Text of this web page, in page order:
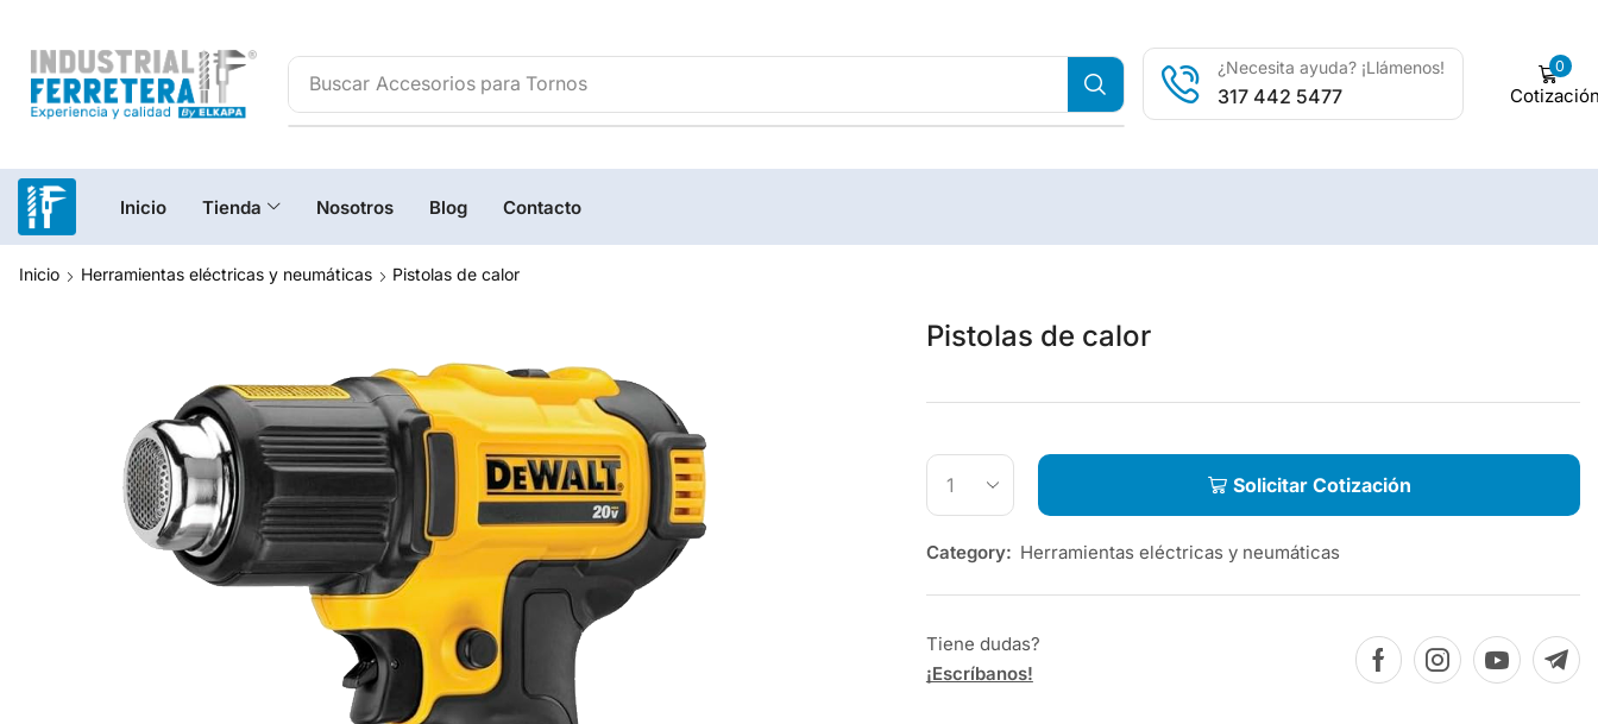
Buscar Accesorios para Tornos
¿Necesita ayuda? ¡Llámenos!
317 442 5477
0
Inicio Tienda Nosotros Blog Contacto
Inicio Herramientas eléctricas y neumáticas Pistolas de calor
Pistolas de calor
Solicitar Cotización
Category: Herramientas eléctricas y neumáticas
Tiene dudas?
¡Escríbanos!